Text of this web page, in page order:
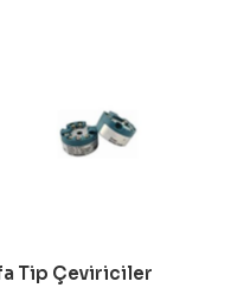
Tip Çeviriciler